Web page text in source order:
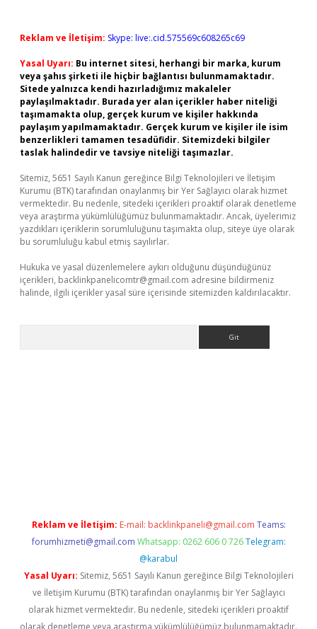
Reklam ve İletişim: Skype: live:.cid.575569c608265c69
Yasal Uyarı: Bu internet sitesi, herhangi bir marka, kurum
veya şahıs şirketi ile hiçbir bağlantısı bulunmamaktadır.
Sitede yalnızca kendi hazırladığımız makaleler
paylaşılmaktadır. Burada yer alan içerikler haber niteliği
taşımamakta olup, gerçek kurum ve kişiler hakkında
paylaşım yapılmamaktadır. Gerçek kurum ve kişiler ile isim
benzerlikleri tamamen tesadüfidir. Sitemizdeki bilgiler
taslak halindedir ve tavsiye niteliği taşımazlar.
Sitemiz, 5651 Sayılı Kanun gereğince Bilgi Teknolojileri ve İletişim
Kurumu (BTK) tarafından onaylanmış bir Yer Sağlayıcı olarak hizmet
vermektedir. Bu nedenle, sitedeki içerikleri proaktif olarak denetleme
veya araştırma yükümlülüğümüz bulunmamaktadır. Ancak, üyelerimiz
yazdıkları içeriklerin sorumluluğunu taşımakta olup, siteye üye olarak
bu sorumluluğu kabul etmiş sayılırlar.
Hukuka ve yasal düzenlemelere aykırı olduğunu düşündüğünüz
içerikleri, backlinkpanelicomtr@gmail.com adresine bildirmeniz
halinde, ilgili içerikler yasal süre içerisinde sitemizden kaldırılacaktır.
Reklam ve İletişim: E-mail: backlinkpaneli@gmail.com Teams:
forumhizmeti@gmail.com Whatsapp: 0262 606 0 726 Telegram:
@karabul
Yasal Uyarı: Sitemiz, 5651 Sayılı Kanun gereğince Bilgi Teknolojileri
ve İletişim Kurumu (BTK) tarafından onaylanmış bir Yer Sağlayıcı
olarak hizmet vermektedir. Bu nedenle, sitedeki içerikleri proaktif
olarak denetleme veya araştırma yükümlülüğümüz bulunmamaktadır.